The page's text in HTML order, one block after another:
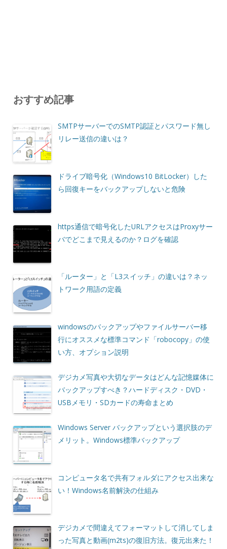
おすすめ記事
SMTPサーバーでのSMTP認証とパスワード無し
リレー送信の違いは？
ドライブ暗号化（Windows10 BitLocker）した
ら回復キーをバックアップしないと危険
https通信で暗号化したURLアクセスはProxyサー
バでどこまで見えるのか？ログを確認
「ルーター」と「L3スイッチ」の違いは？ネッ
トワーク用語の定義
windowsのバックアップやファイルサーバー移
行にオススメな標準コマンド「robocopy」の使
い方、オプション説明
デジカメ写真や大切なデータはどんな記憶媒体に
バックアップすべき？ハードディスク・DVD・
USBメモリ・SDカードの寿命まとめ
Windows Server バックアップという選択肢のデ
メリット。Windows標準バックアップ
コンピュータ名で共有フォルダにアクセス出来な
い！Windows名前解決の仕組み
デジカメで間違えてフォーマットして消してしま
った写真と動画(m2ts)の復旧方法。復元出来た！